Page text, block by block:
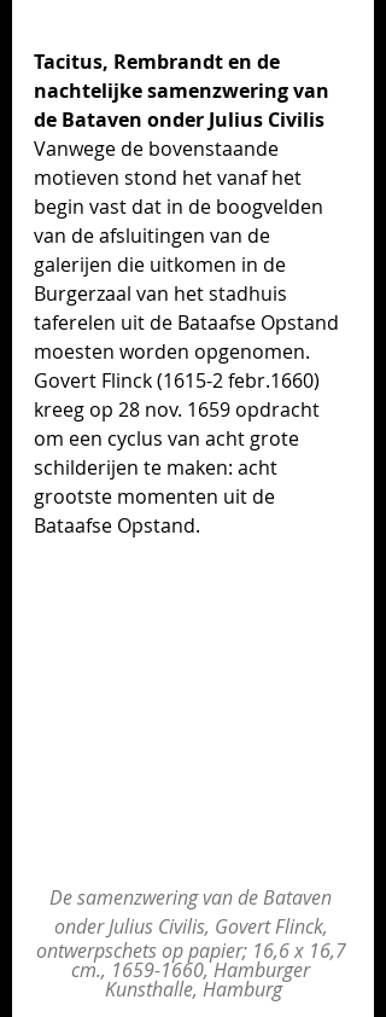
Tacitus, Rembrandt en de
nachtelijke samenzwering van
de Bataven onder Julius Civilis
Vanwege de bovenstaande
motieven stond het vanaf het
begin vast dat in de boogvelden
van de afsluitingen van de
galerijen die uitkomen in de
Burgerzaal van het stadhuis
taferelen uit de Bataafse Opstand
moesten worden opgenomen.
Govert Flinck (1615-2 febr.1660)
kreeg op 28 nov. 1659 opdracht
om een cyclus van acht grote
schilderijen te maken: acht
grootste momenten uit de
Bataafse Opstand.
De samenzwering van de Bataven
onder Julius Civilis, Govert Flinck,
ontwerpschets op papier; 16,6 x 16,7
cm., 1659-1660, Hamburger
Kunsthalle, Hamburg